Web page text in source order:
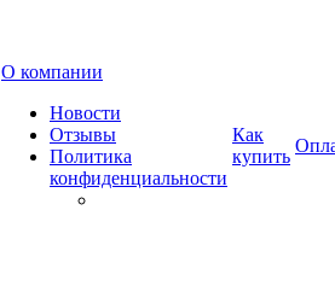
О компании
Новости
Отзывы
Политика
конфиденциальности
Как
купить